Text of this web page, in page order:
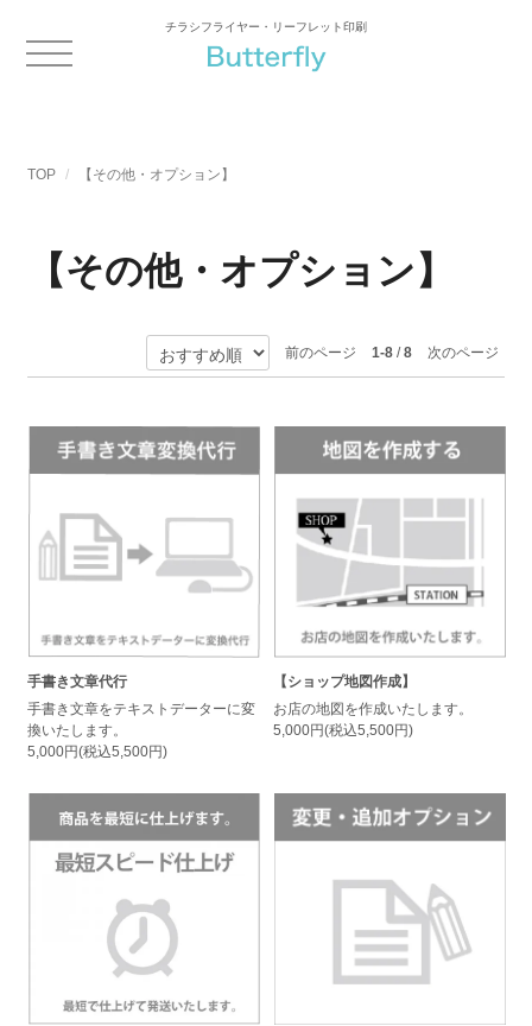
チラシフライヤー・リーフレット印刷
TOP 【その他・オプション】
【その他・オプション】
前のページ 1-8/8 次のページ
手書き文章代行
手書き文章をテキストデーターに変
換いたします。
5,000円(税込5,500円)
【ショップ地図作成】
お店の地図を作成いたします。
5,000円(税込5,500円)